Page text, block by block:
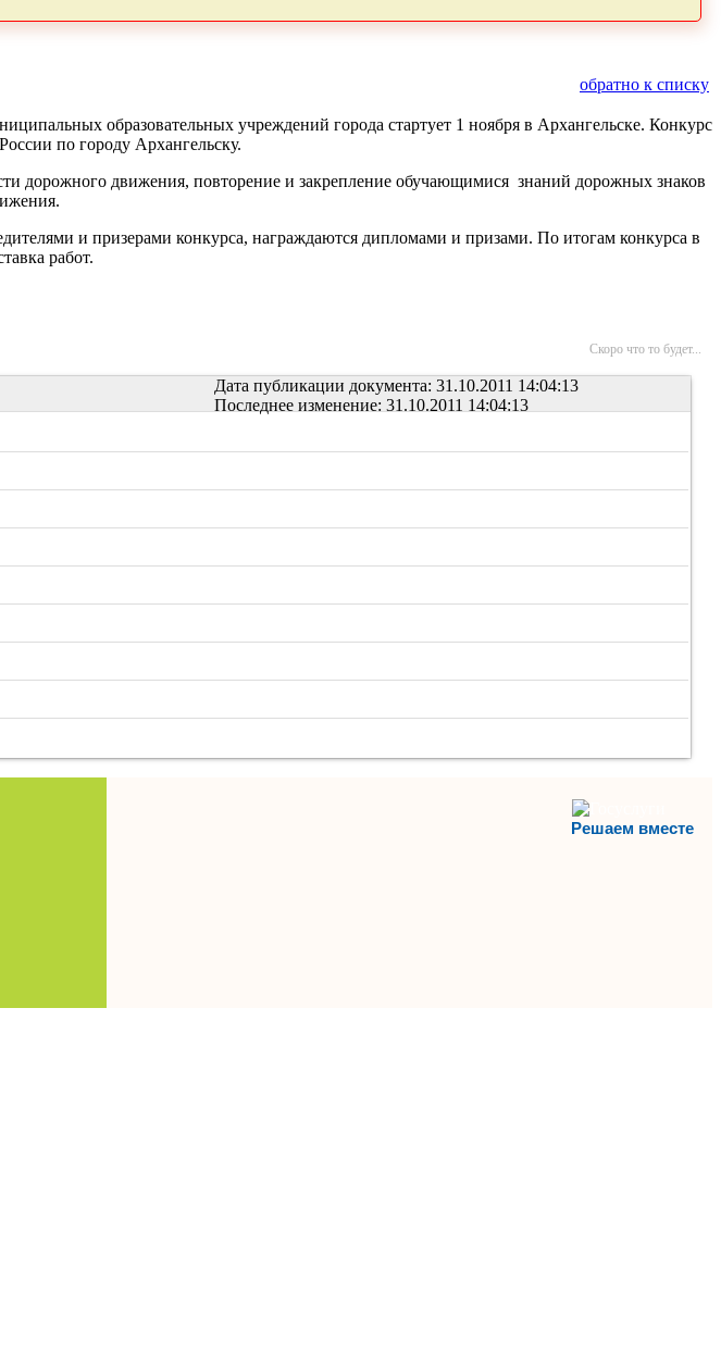
обратно к списку
образовательных учреждений города стартует 1 ноября в Архангельске. Конкурс
по городу Архангельску.
дорожного движения, повторение и закрепление обучающимися знаний дорожных знаков
и призерами конкурса, награждаются дипломами и призами. По итогам конкурса в
работ.
Скоро что то будет...
Дата публикации документа: 31.10.2011 14:04:13
Последнее изменение: 31.10.2011 14:04:13
Решаем вместе